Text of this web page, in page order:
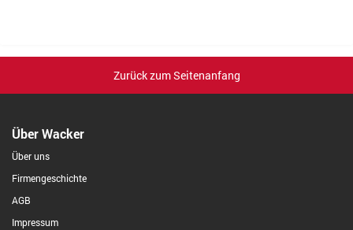
Zurück zum Seitenanfang
Über Wacker
Über uns
Firmengeschichte
AGB
Impressum